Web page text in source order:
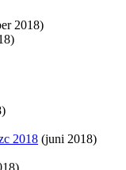
2018)
2018 (juni 2018)